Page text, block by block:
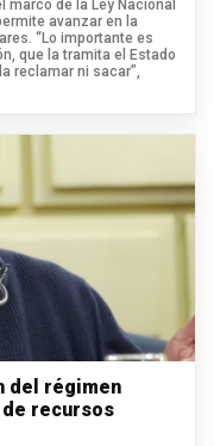
marco de la Ley Nacional
avanzar en la
“Lo importante es
que la tramita el Estado
reclamar ni sacar”,
del régimen
recursos